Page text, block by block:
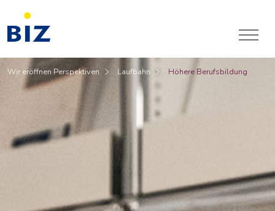
Wir eröffnen Perspektiven Laufbahn Höhere Berufsbildung